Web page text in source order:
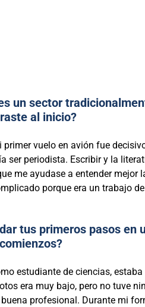
un sector
al inicio?
vuelo en avión fue
ser periodista. Escribir y la
me ayudase a entender
porque era un trabajo
tus primeros pasos
estudiante de ciencias,
era muy bajo, pero no tuve
profesional. Durante mi